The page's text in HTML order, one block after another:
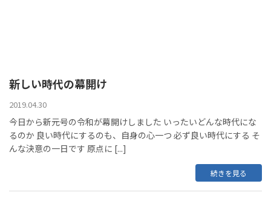
新しい時代の幕開け
2019.04.30
今日から新元号の令和が幕開けしました いったいどんな時代にな
るのか 良い時代にするのも、自身の心一つ 必ず良い時代にする そ
んな決意の一日です 原点に [...]
続きを見る